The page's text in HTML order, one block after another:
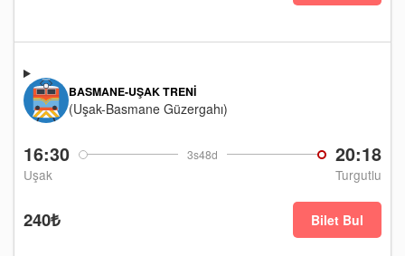
16:30 3s48d 20:18
Uşak Turgutlu
BASMANE-UŞAK TRENI
(Uşak-Basmane Güzergahı)
240₺ Bilet Bul